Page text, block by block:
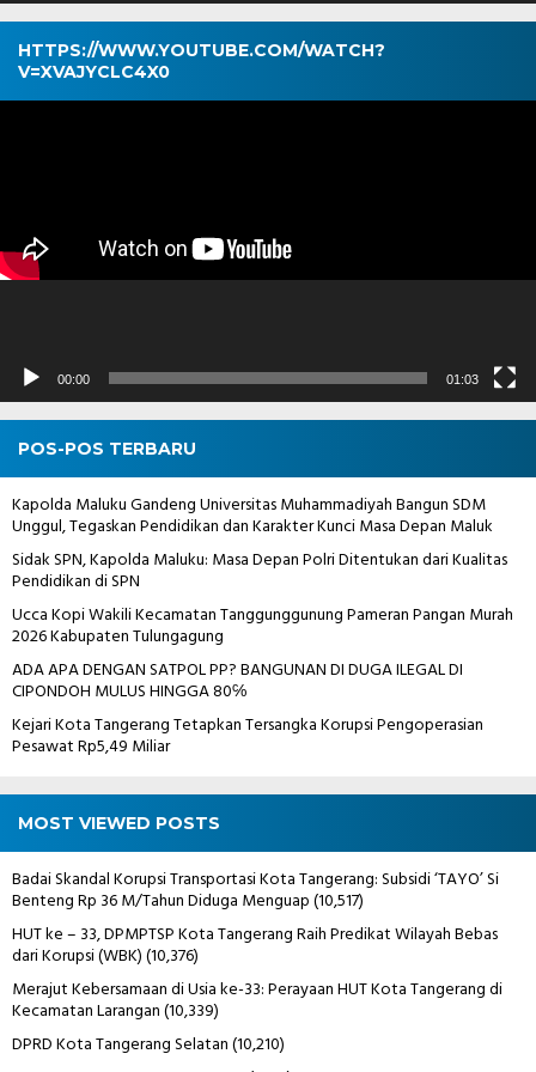
HTTPS://WWW.YOUTUBE.COM/WATCH?
V=XVAJYCLC4X0
Pemutar
00:00 01:03
POS-POS TERBARU
Kapolda Maluku Gandeng Universitas Muhammadiyah Bangun SDM
Unggul, Tegaskan Pendidikan dan Karakter Kunci Masa Depan Maluk
Sidak SPN, Kapolda Maluku: Masa Depan Polri Ditentukan dari Kualitas
Pendidikan di SPN
Ucca Kopi Wakili Kecamatan Tanggunggunung Pameran Pangan Murah
2026 Kabupaten Tulungagung
ADA APA DENGAN SATPOL PP? BANGUNAN DI DUGA ILEGAL DI
CIPONDOH MULUS HINGGA 80℅
Kejari Kota Tangerang Tetapkan Tersangka Korupsi Pengoperasian
Pesawat Rp5,49 Miliar
MOST VIEWED POSTS
Badai Skandal Korupsi Transportasi Kota Tangerang: Subsidi ‘TAYO’ Si
Benteng Rp 36 M/Tahun Diduga Menguap(10,517)
HUT ke – 33, DPMPTSP Kota Tangerang Raih Predikat Wilayah Bebas
dari Korupsi (WBK)(10,376)
Merajut Kebersamaan di Usia ke-33: Perayaan HUT Kota Tangerang di
Kecamatan Larangan(10,339)
DPRD Kota Tangerang Selatan(10,210)